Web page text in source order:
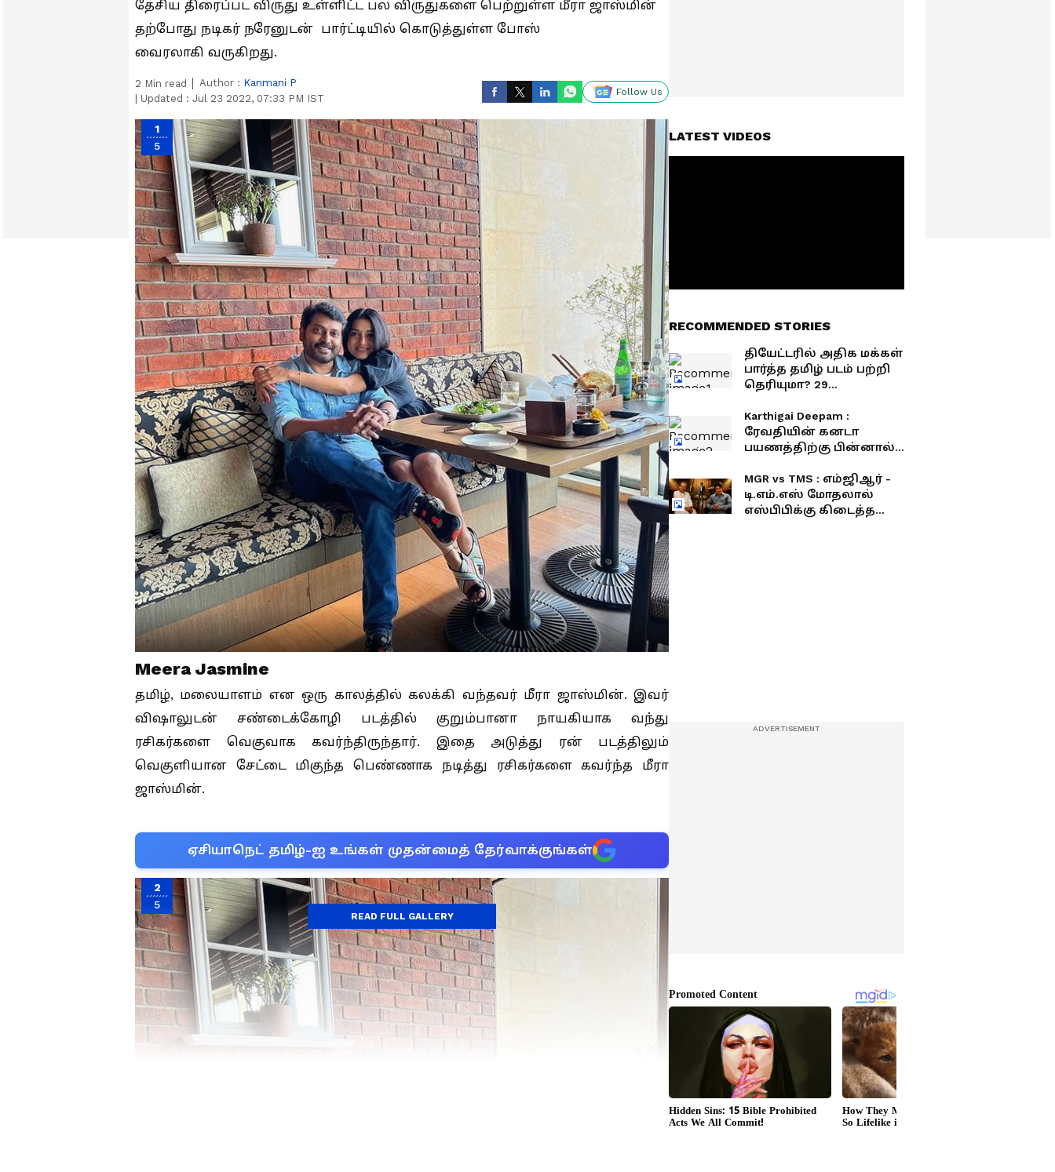
தேசிய திரைப்பட விருது உள்ளிட்ட பல விருதுகளை பெற்றுள்ள மீரா ஜாஸ்மின்
தற்போது நடிகர் நரேனுடன் பார்ட்டியில் கொடுத்துள்ள போஸ்
வைரலாகி வருகிறது.
2 Min read Author : Kanmani P
Updated : Jul 23 2022, 07:33 PM IST
Follow Us
1
5
Meera Jasmine
தமிழ், மலையாளம் என ஒரு காலத்தில் கலக்கி வந்தவர் மீரா ஜாஸ்மின். இவர்
விஷாலுடன் சண்டைக்கோழி படத்தில் குறும்பானா நாயகியாக வந்து
ரசிகர்களை வெகுவாக கவர்ந்திருந்தார். இதை அடுத்து ரன் படத்திலும்
வெகுளியான சேட்டை மிகுந்த பெண்ணாக நடித்து ரசிகர்களை கவர்ந்த மீரா
ஜாஸ்மின்.
ஏசியாநெட் தமிழ்-ஐ உங்கள் முதன்மைத் தேர்வாக்குங்கள்
2
5
READ FULL GALLERY
LATEST VIDEOS
RECOMMENDED STORIES
தியேட்டரில் அதிக மக்கள்
பார்த்த தமிழ் படம் பற்றி
தெரியுமா? 29
முறியடிக்கப்படாத
சாதனை
Karthigai Deepam :
ரேவதியின் கனடா
பயணத்திற்கு பின்னால்
ஓடும் கார்த்திக்!
MGR vs TMS : எம்ஜிஆர் -
டி.எம்.எஸ் மோதலால்
எஸ்பிபிக்கு கிடைத்த